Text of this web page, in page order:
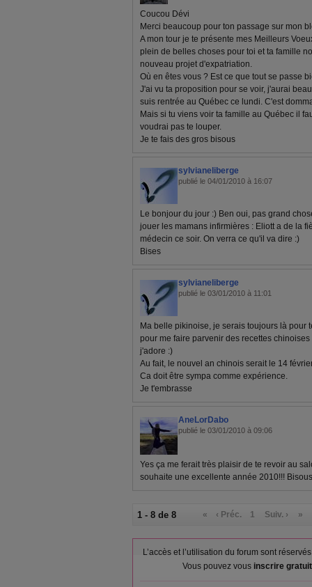
Coucou Dévi
Merci beaucoup pour ton passage sur mon
A mon tour je te présente mes Meilleurs
plein de belles choses pour toi et ta famille
nouveau projet d'expatriation.
Où en êtes vous ? Est ce que tout se passe
J'ai vu ta proposition pour se voir, j'aurai
suis rentrée au Québec ce lundi. C'est
Mais si tu viens voir ta famille au Québec il
voudrai pas te louper.
Je te fais des gros bisous
sylvianeliberge
publié le 04/01/2010 à 16:07
Le bonjour du jour :) Ben oui, pas grand
jouer les mamans infirmières : Eliott a de la
médecin ce soir. On verra ce qu'il va dire :)
Bises
sylvianeliberge
publié le 03/01/2010 à 11:01
Ma belle pikinoise, je serais toujours là pour
pour me faire parvenir des recettes
j'adore :)
Au fait, le nouvel an chinois serait le 14
Ca doit être sympa comme expérience.
Je t'embrasse
AneLorDabo
publié le 03/01/2010 à 09:06
Yes ça me ferait très plaisir de te revoir au
souhaite une excellente année 2010!!!
1 - 8 de 8 « ‹ Préc. 1 Suiv. › »
L’accès et l’utilisation du forum sont
Vous pouvez vous inscrire